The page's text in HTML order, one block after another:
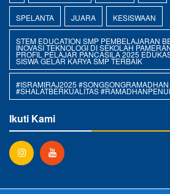
SPELANTA JUARA KESISWAAN
STEM EDUCATION SMP PEMBELAJARAN
INOVASI TEKNOLOGI DI SEKOLAH
PROFIL PELAJAR PANCASILA 2025
SISWA GELAR KARYA SMP TERBAIK
#ISRAMIRAJ2025
#SHALATBERKUALITAS
Ikuti Kami